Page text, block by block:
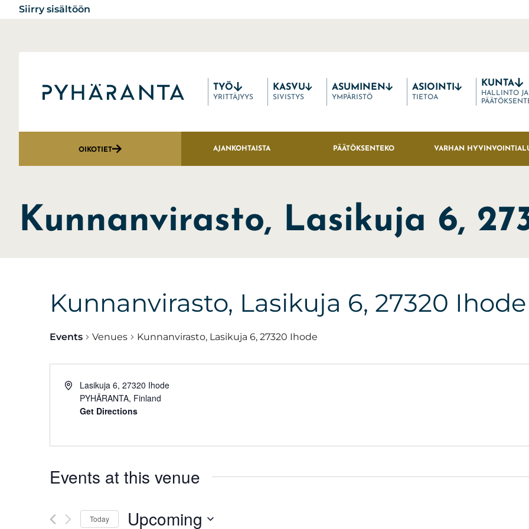
Siirry sisältöön
Etusivu
TYÖ
YRITTÄJYYS
KASVU
SIVISTYS
ASUMINEN
YMPÄRISTÖ
ASIOINTI
TIETOA
KUNTA
HALLINTO JA
OIKOTIET AJANKOHTAISTA PÄÄTÖKSENTEKO VARHAN
Kunnanvirasto, Lasikuja 6,
Kunnanvirasto, Lasikuja 6, 27320 Ihode
Events Venues Kunnanvirasto, Lasikuja 6, 27320 Ihode
Lasikuja 6, 27320 Ihode
PYHÄRANTA, Finland
Get Directions
Events at this venue
Today Upcoming